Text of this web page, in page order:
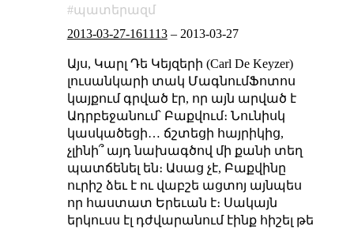
պատերազմ
2013-03-27-161113– 2013-03-27
Այս, Կարլ Դե Կեյզերի (Carl De Keyzer)
լուսանկարի տակ ՄագնումՖոտոս
կայքում գրված էր, որ այն արված է
Ադրբեջանում՝ Բաքվում։ Նունիսկ
կասկածեցի… ճշտեցի հայրիկից,
չլինի՞ այդ նախագծով մի քանի տեղ
պատճենել են։ Ասաց չէ, Բաքվինը
ուրիշ ձեւ է ու վաբշե ացտոյ այնպես
որ հաստատ Երեւան է։ Սակայն
երկուսս էլ դժվարանում էինք հիշել թե